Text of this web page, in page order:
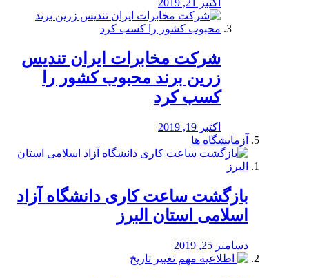
اکتبر 21, 2019
شرکت مخابرات ایران تندیس
زرین برند محبوب کشور را
کسب کرد
اکتبر 19, 2019
آزمایشگاه ها
بازگشت ساعت کاری دانشگاه آزاد
اسلامی استان البرز
دسامبر 25, 2019